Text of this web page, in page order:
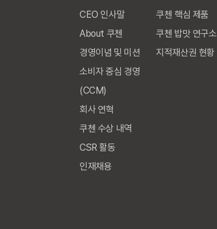
CEO 인사말
About 쿠첸
경영이념 및 미션
소비자 중심 경영
(CCM)
회사 연혁
쿠첸 수상 내역
CSR 활동
인재채용
쿠첸 핵심 제품
쿠첸 밥맛 연구소
지적재산권 현황